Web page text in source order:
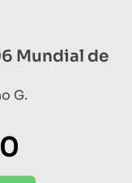
Mundial de
G.